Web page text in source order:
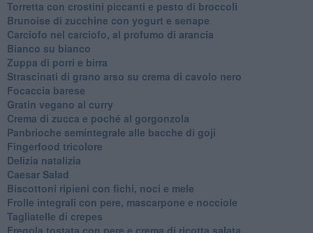
Torretta con crostini piccanti e pesto di broccoli
Brunoise di zucchine con yogurt e senape
Carciofo nel carciofo, al profumo di arancia
Bianco su bianco
Zuppa di porri e birra
Strascinati di grano arso su crema di cavolo nero
Focaccia barese
Gratin vegano al curry
Crema di zucca e poché al gorgonzola
Panbrioche semintegrale alle bacche di goji
Fingerfood tricolore
Delizia natalizia
Caesar Salad
Biscottoni ripieni con fichi, noci e mele
Frolle integrali con pere, mascarpone e nocciole
Tagliatelle di crepes
Fregola tostata con pere e crema di ricotta salata